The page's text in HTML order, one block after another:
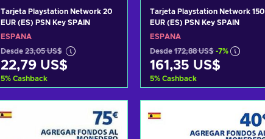
Tarjeta Playstation Network 20
EUR (ES) PSN Key SPAIN
ESPAÑA
Desde 23,05 US$
22,79 US$
5% Cashback
Tarjeta Playstation Network 150
EUR (ES) PSN Key SPAIN
ESPAÑA
Desde 172,88 US$ -7%
161,35 US$
5% Cashback